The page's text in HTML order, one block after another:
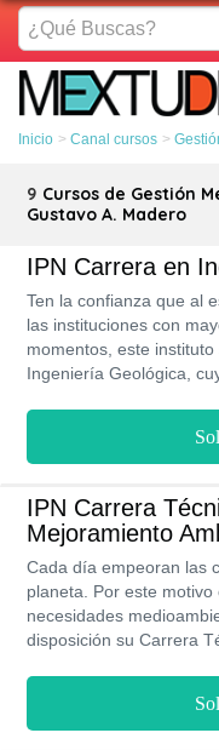
¿Qué
Buscas?
Inicio Canal cursos
9 Cursos de Gestión
Gustavo A. Madero
IPN Carrera en
Ten la confianza que al
las instituciones con
momentos, este
Ingeniería Geológica,
reducir el impacto de
ambiente. Este
una modalidad
IPN Carrera
Mejoramiento
Cada día empeoran las
planeta. Por este
necesidades
disposición su Carrera
niveles o 3 años. Al
para manejar equipos